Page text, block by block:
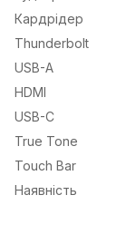
Кардрідер
Thunderbolt
USB-A
HDMI
USB-С
True Tone
Touch Bar
Наявність